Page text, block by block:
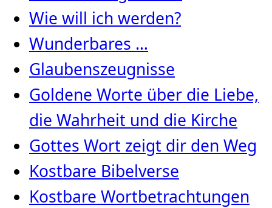
Wie will ich werden?
Wunderbares …
Glaubenszeugnisse
Goldene Worte über die Liebe,
die Wahrheit und die Kirche
Gottes Wort zeigt dir den Weg
Kostbare Bibelverse
Kostbare Wortbetrachtungen